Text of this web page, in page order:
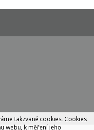
takzvané cookies. Cookies
webu, k měření jeho